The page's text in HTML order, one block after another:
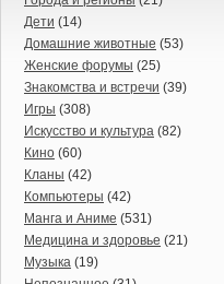
Дети (14)
Домашние животные (53)
Женские форумы (25)
Знакомства и встречи (39)
Игры (308)
Искусство и культура (82)
Кино (60)
Кланы (42)
Компьютеры (42)
Манга и Аниме (531)
Медицина и здоровье (21)
Музыка (19)